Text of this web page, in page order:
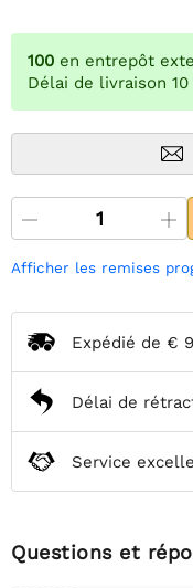
100 en entrepôt
Délai de livraison
Afficher les remises
Expédié de €
Délai de
Service
Questions et